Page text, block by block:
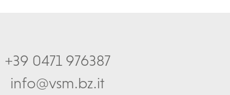
+39 0471 976387
info@vsm.bz.it